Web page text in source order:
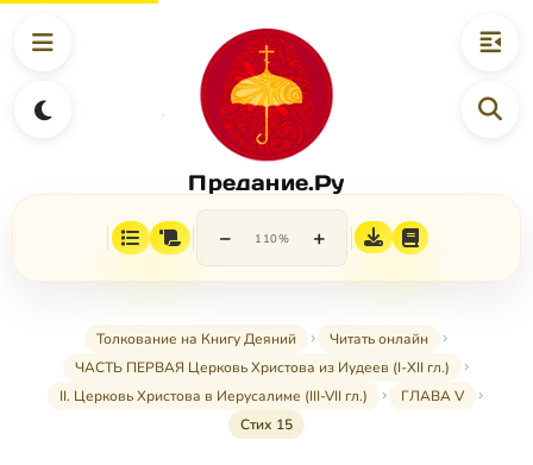
Предание.Ру
− 110% +
Толкование на Книгу Деяний
Читать онлайн
ЧАСТЬ ПЕРВАЯ Церковь Христова из Иудеев (I-XII гл.)
II. Церковь Христова в Иерусалиме (III-VII гл.)
ГЛАВА V
Стих 15